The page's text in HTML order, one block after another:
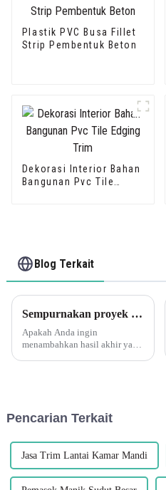
Plastik PVC Busa Fillet
Strip Pembentuk Beton
Dekorasi Interior Bahan
Bangunan Pvc Tile
Blog Terkait
Sempurnakan proyek ubin Anda dengan tepi ubin PVC Leguwe
Apakah Anda ingin
menambahkan hasil akhir yang
Pencarian Terkait
Jasa Trim Lantai Kamar Mandi